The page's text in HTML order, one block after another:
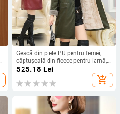
Geacă din piele PU pentru femei,
căptușeală din fleece pentru iarnă,
lungime medie, croială lejeră.
525.18 Lei
add_shopping_cart